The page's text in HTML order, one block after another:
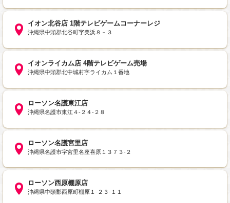
イオン北谷店 1階テレビゲームコーナーレジ
沖縄県中頭郡北谷町字美浜８－３
イオンライカム店 4階テレビゲーム売場
沖縄県中頭郡北中城村字ライカム１番地
ローソン名護東江店
沖縄県名護市東江４‐２４‐２８
ローソン名護宮里店
沖縄県名護市字宮里名座喜原１３７３‐２
ローソン西原棚原店
沖縄県中頭郡西原町棚原１‐２３‐１１